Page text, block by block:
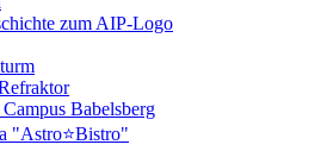
zum AIP-Logo
Babelsberg
"Astro⭐Bistro"